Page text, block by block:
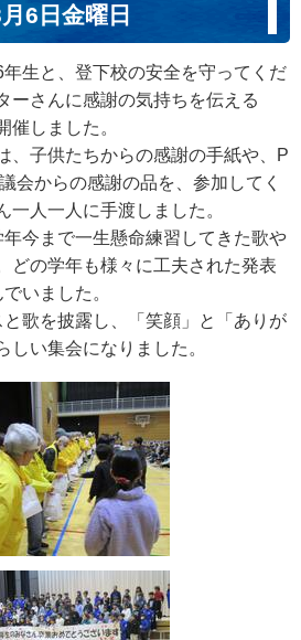
6日金曜日
生と、登下校の安全を守ってくだ
ーさんに感謝の気持ちを伝える
催しました。
、子供たちからの感謝の手紙や、P
会からの感謝の品を、参加してく
一人一人に手渡しました。
今まで一生懸命練習してきた歌や
どの学年も様々に工夫された発表
いました。
歌を披露し、「笑顔」と「ありが
しい集会になりました。